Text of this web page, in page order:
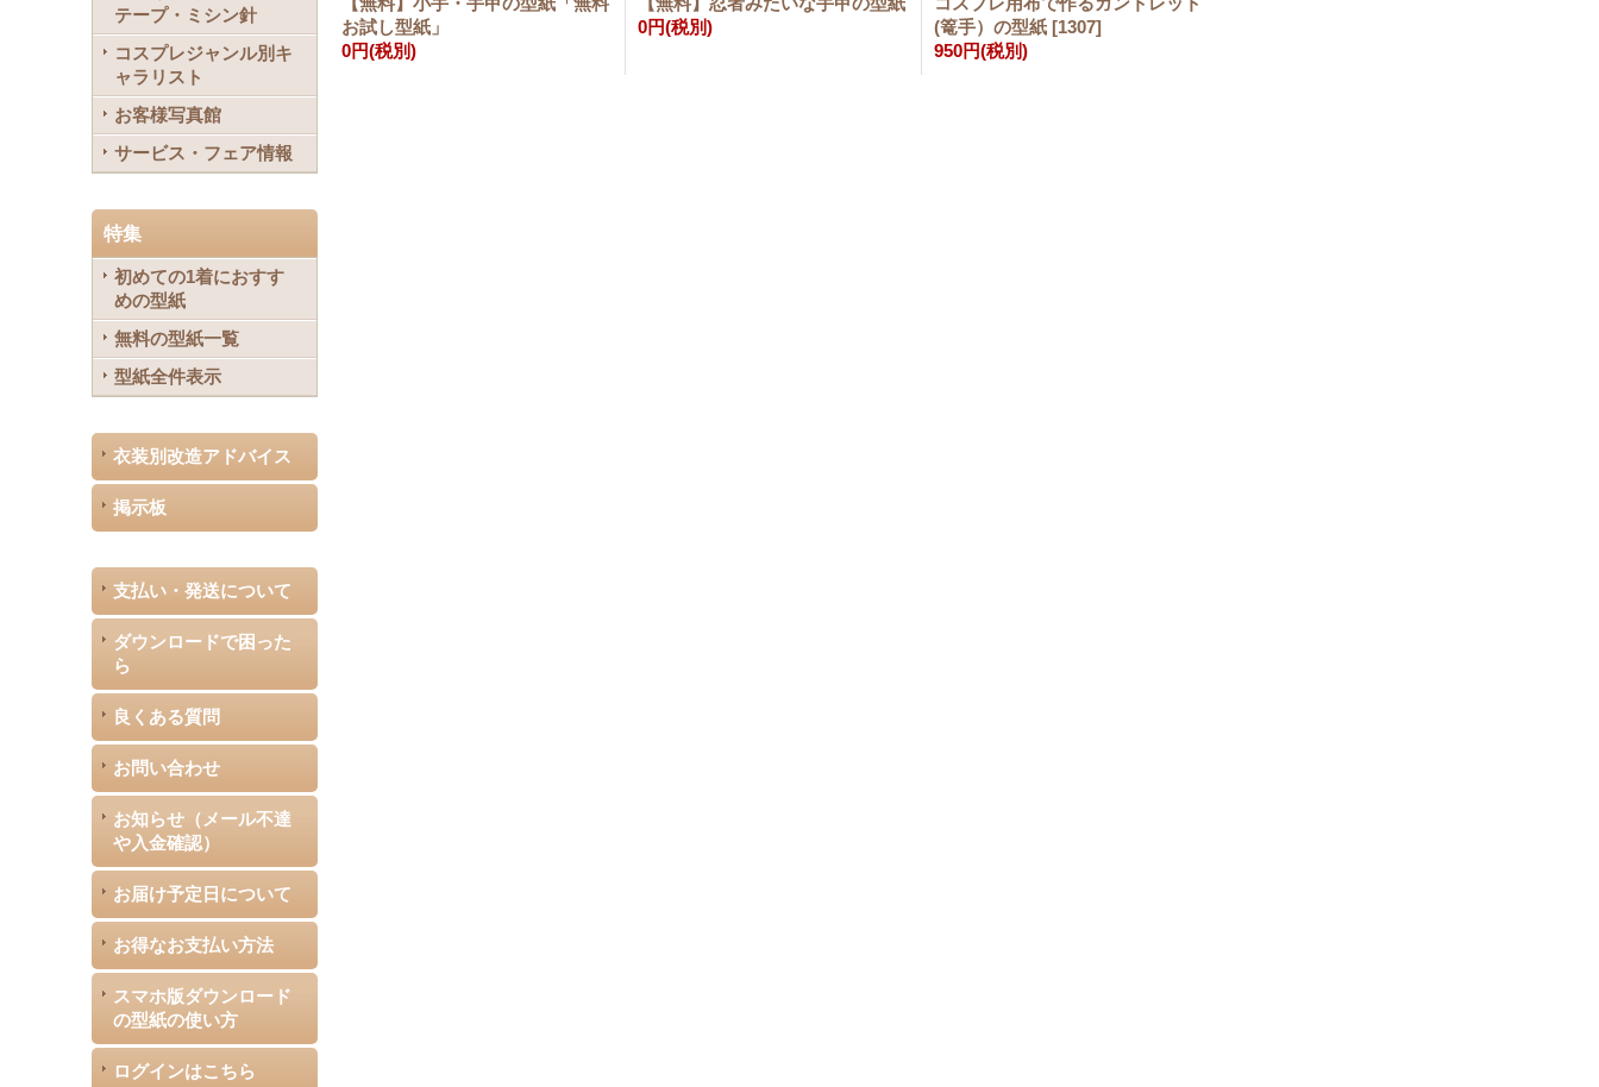
テープ・ミシン針
コスプレジャンル別キ
ャラリスト
お客様写真館
サービス・フェア情報
特集
初めての1着におすす
めの型紙
無料の型紙一覧
型紙全件表示
衣装別改造アドバイス
掲示板
支払い・発送について
ダウンロードで困った
ら
良くある質問
お問い合わせ
お知らせ（メール不達
や入金確認）
お届け予定日について
お得なお支払い方法
スマホ版ダウンロード
の型紙の使い方
ログインはこちら
お試し型紙」
0円(税別)
0円(税別)
(篭手）の型紙 [1307]
950円(税別)